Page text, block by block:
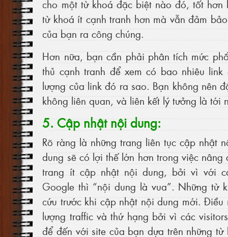
cho một từ khoá đặc biệt nào đó, tốt hơn
từ khoá ít cạnh tranh hơn mà vẫn đảm
của bạn ra công chúng.
Hơn nữa, bạn cần phải phân tích mức
thủ cạnh tranh để xem có bao nhiêu
lượng của link đó ra sao. Bạn không nên
không liên quan, và liên kết lý tưởng là tới
5. Cập nhật nội dung:
Rõ ràng là những trang liên tục cập nhật
dung sẽ có lợi thế lớn hơn trong việc
trang ít cập nhật nội dung, bởi vì với
Google thì “nội dung là vua”. Những từ
cứu trước khi cập nhật nội dung mới.
lượng traffic và thứ hạng bởi vì các
để đến với site của bạn dựa trên những